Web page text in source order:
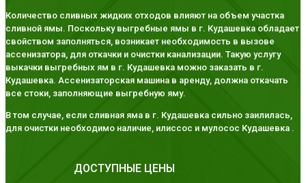
Количество сливных жидких отходов влияют на объем участка
сливной ямы. Поскольку выгребные ямы в г. Кудашевка обладает
свойством заполняться, возникает необходимость в вызове
ассенизатора, для откачки и очистки канализации. Такую услугу
выкачки выгребных ям в г. Кудашевка можно заказать в г.
Кудашевка. Ассенизаторская машина в аренду, должна откачать
все стоки, заполняющие выгребную яму.
В том случае, если сливная яма в г. Кудашевка сильно заилилась,
для очистки необходимо наличие, илиссос и мулосос Кудашевка .
ДОСТУПНЫЕ ЦЕНЫ